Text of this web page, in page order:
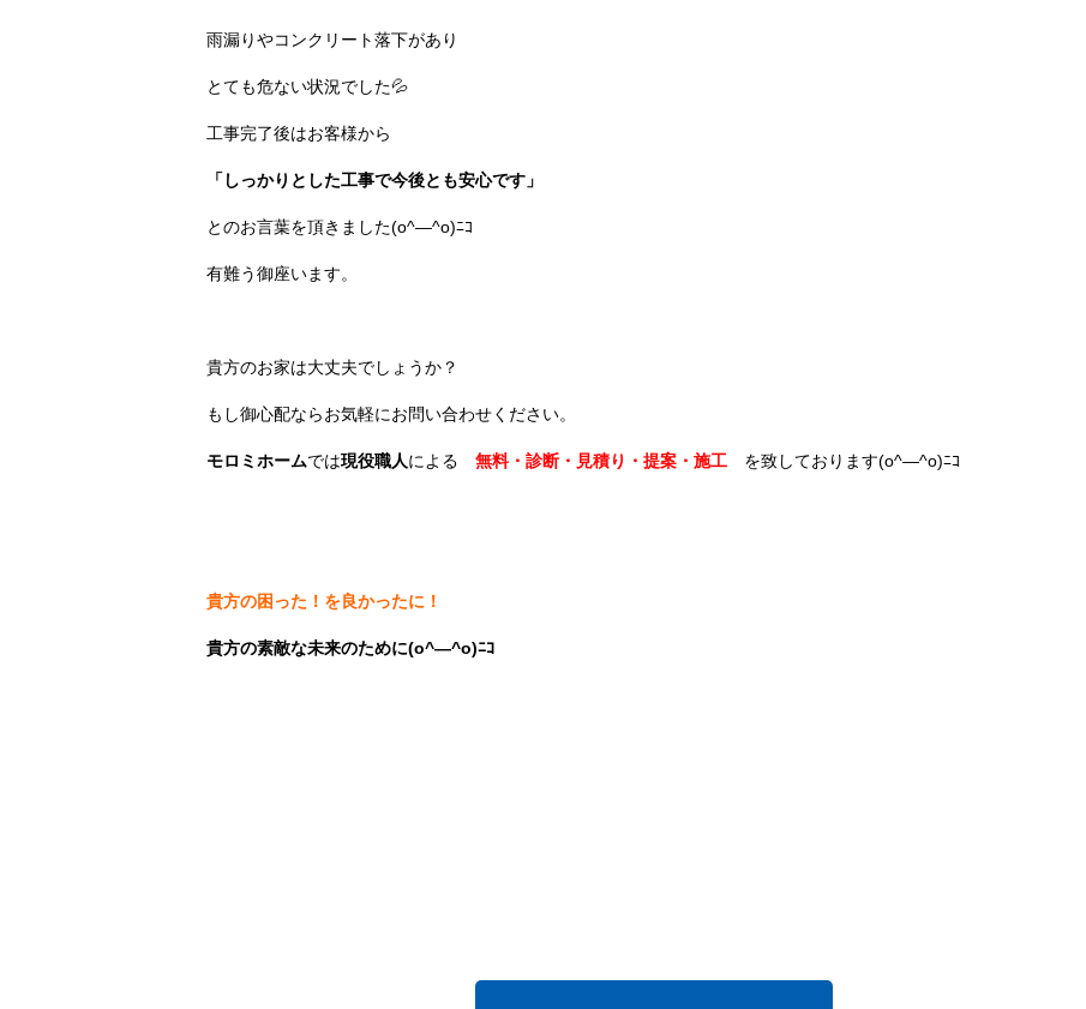
雨漏りやコンクリート落下があり
とても危ない状況でした💦
工事完了後はお客様から
「しっかりとした工事で今後とも安心です」
とのお言葉を頂きました(o^―^o)ﾆｺ
有難う御座います。
貴方のお家は大丈夫でしょうか？
もし御心配ならお気軽にお問い合わせください。
モロミホームでは現役職人による 無料・診断・見積り・提案・施工 を致しております(o^―^o)ﾆｺ
貴方の困った！を良かったに！
貴方の素敵な未来のために(o^―^o)ﾆｺ